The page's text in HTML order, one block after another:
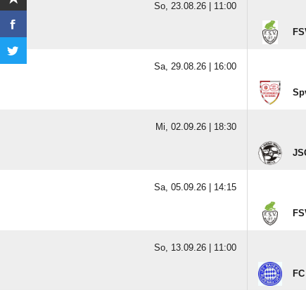
So, 23.08.26 | 11:00
Sa, 29.08.26 | 16:00
Mi, 02.09.26 | 18:30
Sa, 05.09.26 | 14:15
So, 13.09.26 | 11:00